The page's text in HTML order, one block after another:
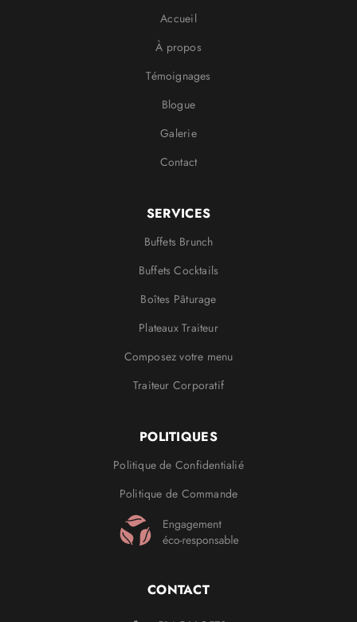
Accueil
À propos
Témoignages
Blogue
Galerie
Contact
SERVICES
Buffets Brunch
Buffets Cocktails
Boîtes Pâturage
Plateaux Traiteur
Composez votre menu
Traiteur Corporatif
POLITIQUES
Politique de Confidentialié
Politique de Commande
CONTACT